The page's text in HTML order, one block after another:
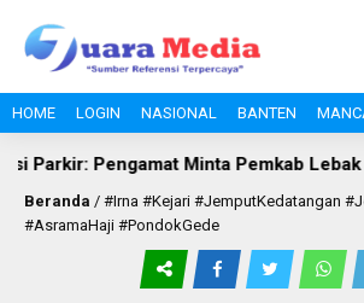
HOME LOGIN NASIONAL BANTEN
Parkir: Pengamat Minta Pemkab Lebak
Beranda / #Irna #Kejari #JemputKedatangan
#AsramaHaji #PondokGede